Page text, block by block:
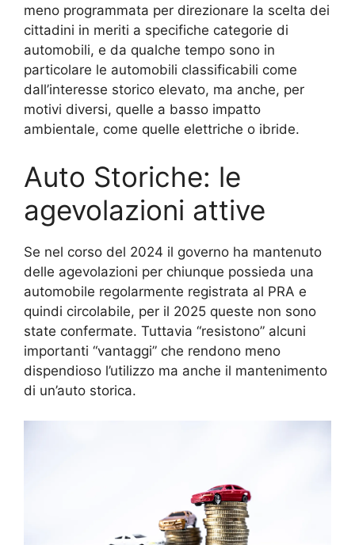
meno programmata per direzionare la scelta dei
cittadini in meriti a specifiche categorie di
automobili, e da qualche tempo sono in
particolare le automobili classificabili come
dall’interesse storico elevato, ma anche, per
motivi diversi, quelle a basso impatto
ambientale, come quelle elettriche o ibride.
Auto Storiche: le
agevolazioni attive
Se nel corso del 2024 il governo ha mantenuto
delle agevolazioni per chiunque possieda una
automobile regolarmente registrata al PRA e
quindi circolabile, per il 2025 queste non sono
state confermate. Tuttavia “resistono” alcuni
importanti “vantaggi” che rendono meno
dispendioso l’utilizzo ma anche il mantenimento
di un’auto storica.